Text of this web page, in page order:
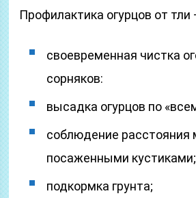
Профилактика огурцов от тли
своевременная чистка
сорняков:
высадка огурцов по
соблюдение расстояния
посаженными кустиками;
подкормка грунта;